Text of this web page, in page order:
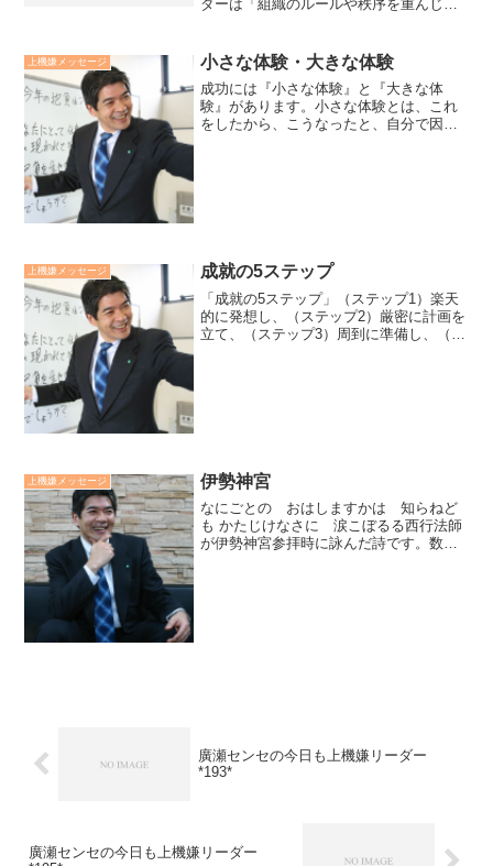
ダーは「組織のルールや秩序を重んじま
力と権利がある様に、「他人にも元々自
立する力と権利がある」こ...
上機嫌メッセージ 小さな体験・大きな体験
成功には『小さな体験』と『大きな体
験』があります。小さな体験とは、これ
をしたから、こうなったと、自分で因果
上機嫌メッセージ 成就の5ステップ
「成就の5ステップ」（ステップ1）楽天
的に発想し、（ステップ2）厳密に計画を
立て、（ステップ3）周到に準備し、（ス
上機嫌メッセージ 伊勢神宮
なにごとの おはしますかは 知らねど
も かたじけなさに 涙こぼるる西行法師
が伊勢神宮参拝時に詠んだ詩です。数年
廣瀬センセの今日も上機嫌リーダー
*193*
廣瀬センセの今日も上機嫌リーダー